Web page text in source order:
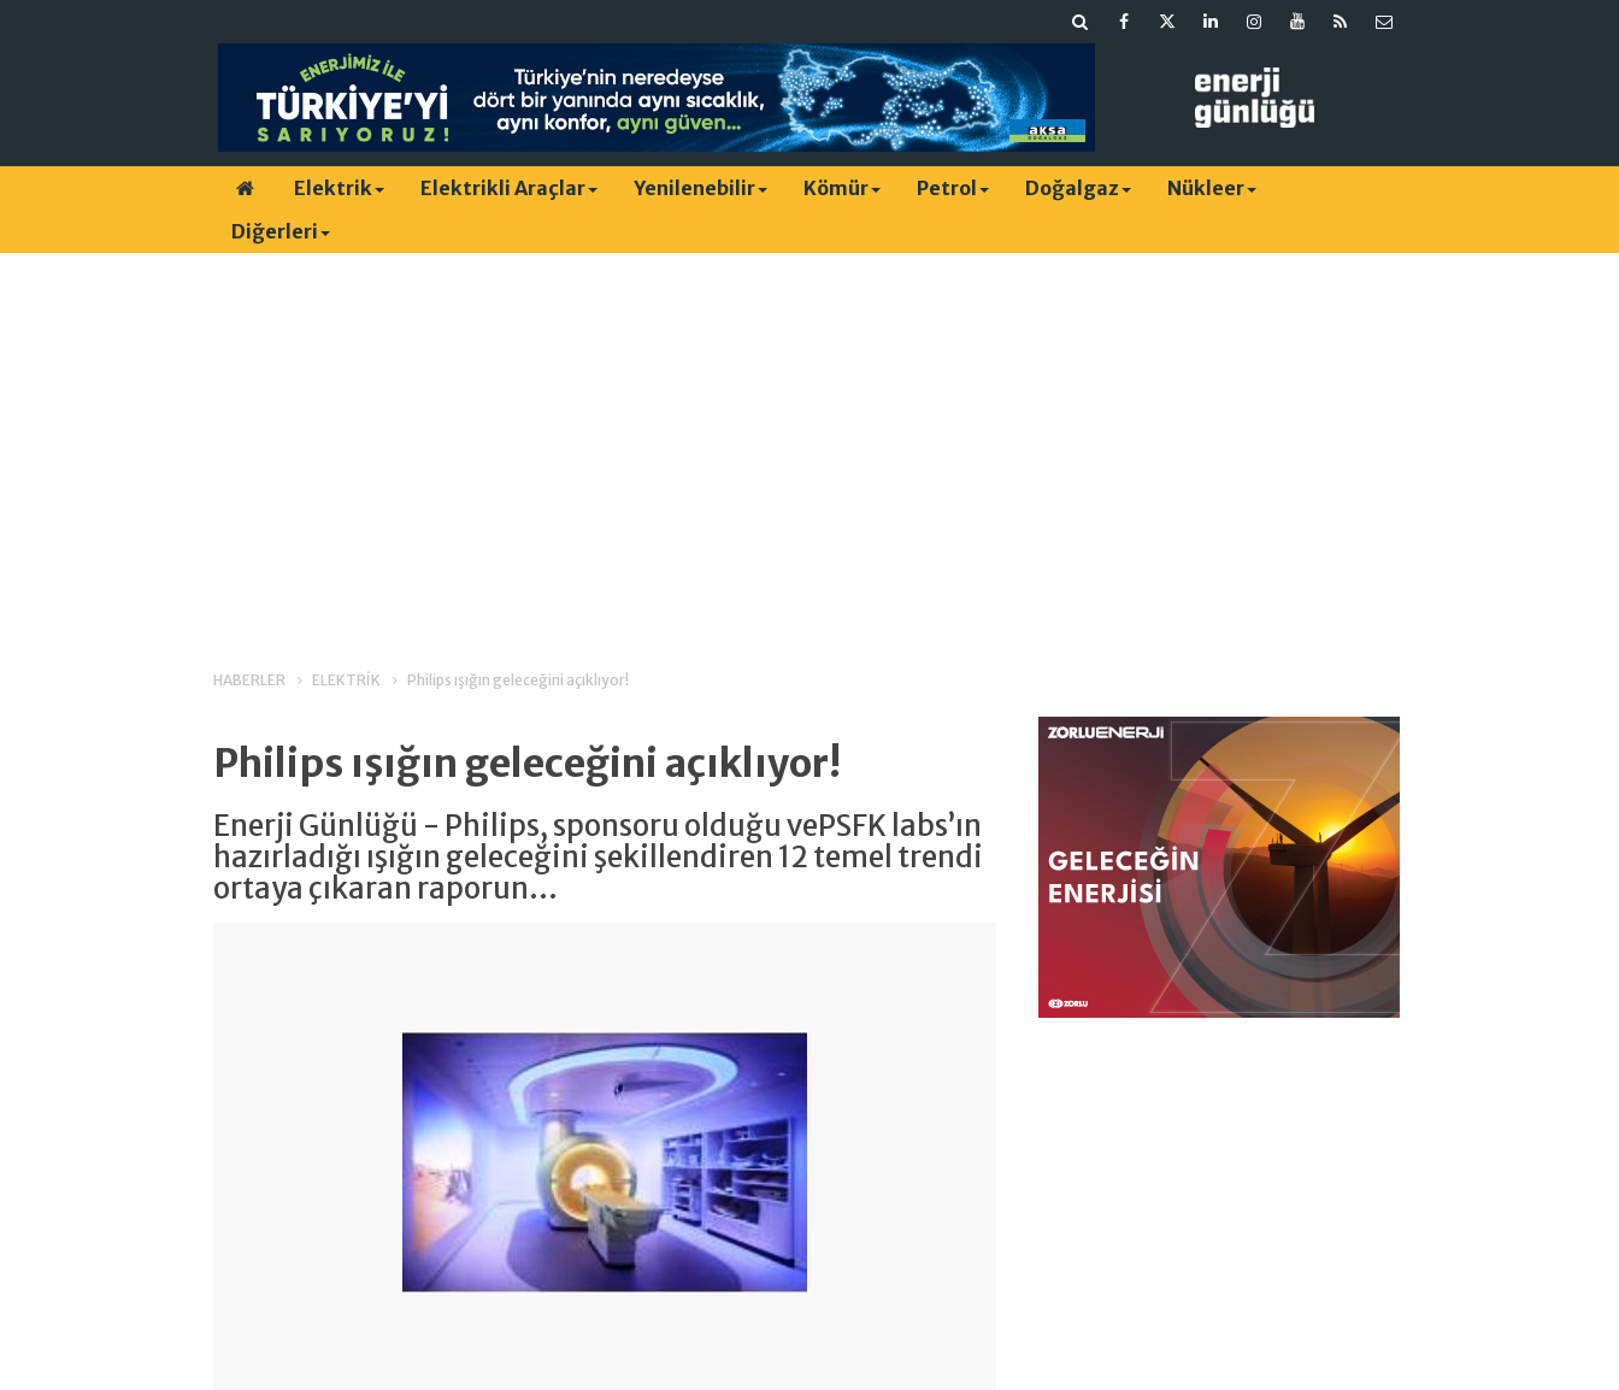
Elektrik Elektrikli Araçlar Yenilenebilir Kömür Petrol Doğalgaz
Nükleer
Diğerleri
HABERLER ELEKTRİK Philips ışığın geleceğini açıklıyor!
Philips ışığın geleceğini açıklıyor!
Enerji Günlüğü - Philips, sponsoru olduğu vePSFK labs’ın
hazırladığı ışığın geleceğini şekillendiren 12 temel trendi
ortaya çıkaran raporun...